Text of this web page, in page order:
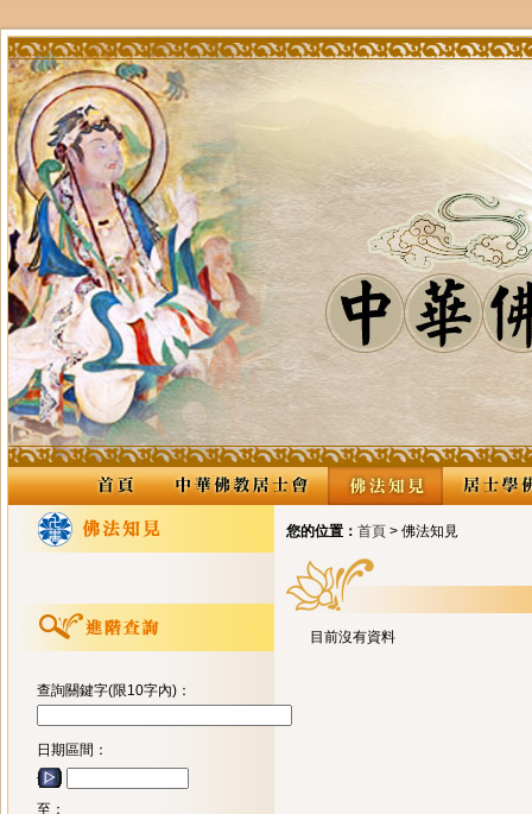
查詢關鍵字(限10字內)：
日期區間：
至：
您的位置： 首頁 > 佛法知見
目前沒有資料